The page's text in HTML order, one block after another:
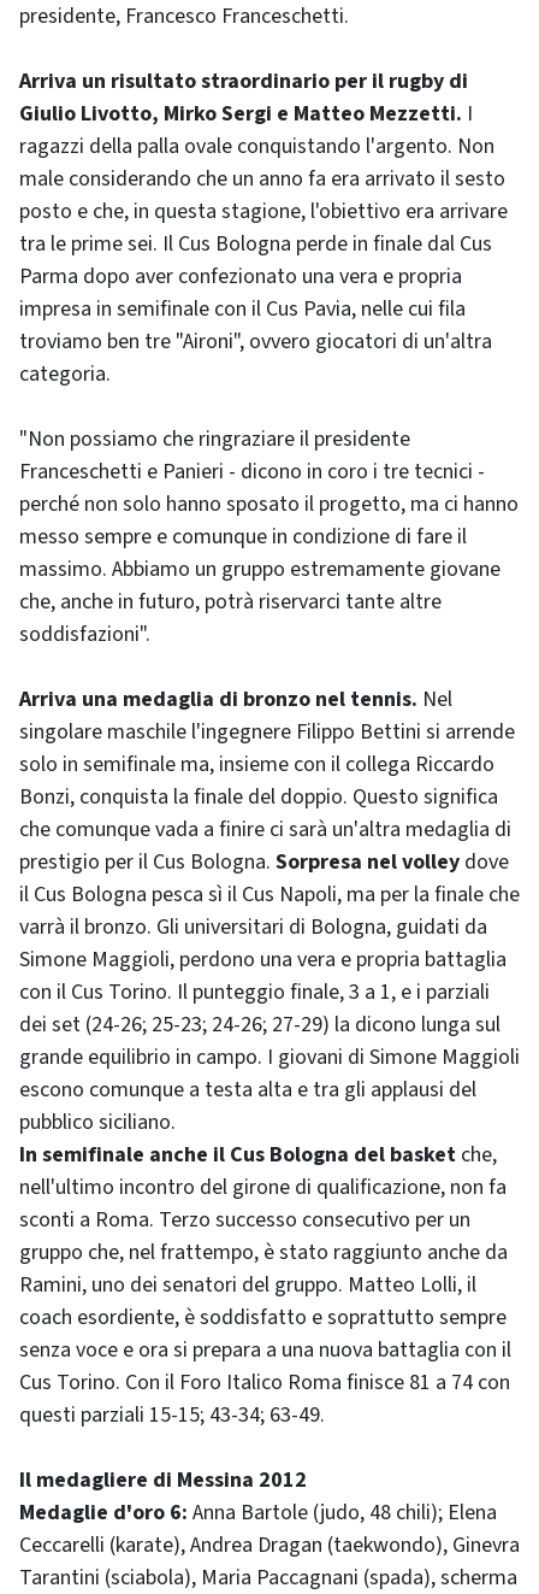
presidente, Francesco Franceschetti.
Arriva un risultato straordinario per il rugby di
Giulio Livotto, Mirko Sergi e Matteo Mezzetti. I
ragazzi della palla ovale conquistando l'argento. Non
male considerando che un anno fa era arrivato il sesto
posto e che, in questa stagione, l'obiettivo era arrivare
tra le prime sei. Il Cus Bologna perde in finale dal Cus
Parma dopo aver confezionato una vera e propria
impresa in semifinale con il Cus Pavia, nelle cui fila
troviamo ben tre "Aironi", ovvero giocatori di un'altra
categoria.
"Non possiamo che ringraziare il presidente
Franceschetti e Panieri - dicono in coro i tre tecnici -
perché non solo hanno sposato il progetto, ma ci hanno
messo sempre e comunque in condizione di fare il
massimo. Abbiamo un gruppo estremamente giovane
che, anche in futuro, potrà riservarci tante altre
soddisfazioni".
Arriva una medaglia di bronzo nel tennis. Nel
singolare maschile l'ingegnere Filippo Bettini si arrende
solo in semifinale ma, insieme con il collega Riccardo
Bonzi, conquista la finale del doppio. Questo significa
che comunque vada a finire ci sarà un'altra medaglia di
prestigio per il Cus Bologna. Sorpresa nel volley dove
il Cus Bologna pesca sì il Cus Napoli, ma per la finale che
varrà il bronzo. Gli universitari di Bologna, guidati da
Simone Maggioli, perdono una vera e propria battaglia
con il Cus Torino. Il punteggio finale, 3 a 1, e i parziali
dei set (24-26; 25-23; 24-26; 27-29) la dicono lunga sul
grande equilibrio in campo. I giovani di Simone Maggioli
escono comunque a testa alta e tra gli applausi del
pubblico siciliano.
In semifinale anche il Cus Bologna del basket che,
nell'ultimo incontro del girone di qualificazione, non fa
sconti a Roma. Terzo successo consecutivo per un
gruppo che, nel frattempo, è stato raggiunto anche da
Ramini, uno dei senatori del gruppo. Matteo Lolli, il
coach esordiente, è soddisfatto e soprattutto sempre
senza voce e ora si prepara a una nuova battaglia con il
Cus Torino. Con il Foro Italico Roma finisce 81 a 74 con
questi parziali 15-15; 43-34; 63-49.
Il medagliere di Messina 2012
Medaglie d'oro 6: Anna Bartole (judo, 48 chili); Elena
Ceccarelli (karate), Andrea Dragan (taekwondo), Ginevra
Tarantini (sciabola), Maria Paccagnani (spada), scherma